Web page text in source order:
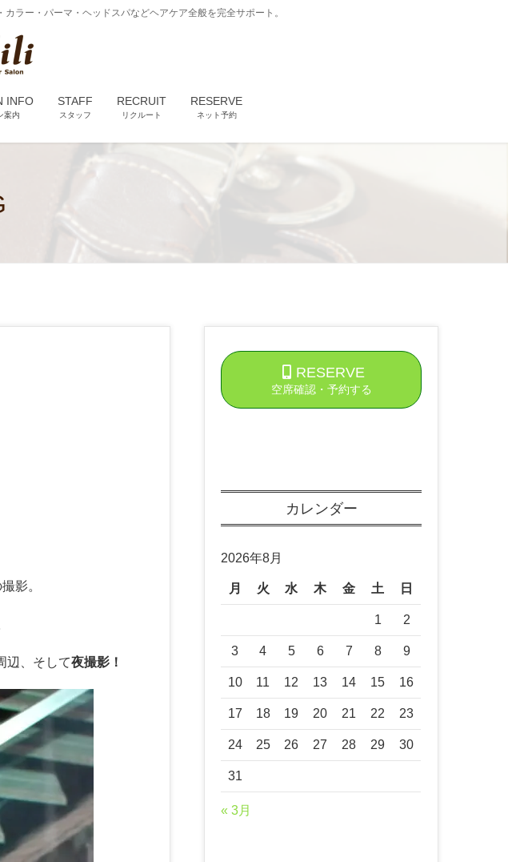
ラー・パーマ・ヘッドスパなどヘアケア全般を完全サポート。
INFO
案内
STAFF
スタッフ
RECRUIT
リクルート
RESERVE
ネット予約
影。
辺、そして夜撮影！
RESERVE
空席確認・予約する
カレンダー
2026年8月
月 火 水 木 金 土 日
1 2
3 4 5 6 7 8 9
10 11 12 13 14 15 16
17 18 19 20 21 22 23
24 25 26 27 28 29 30
31
« 3月